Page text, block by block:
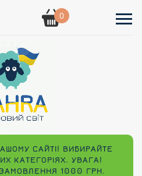
0
САЙТІ! ВИБИРАЙТЕ
КАТЕГОРІЯХ. УВАГА!
1000 ГРН.